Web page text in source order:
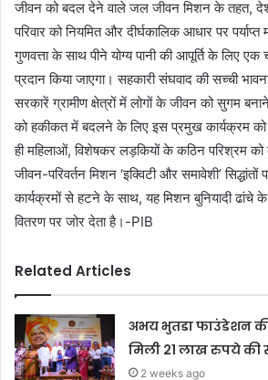
जीवन को बदल देने वाले जल जीवन मिशन के तहत,
परिवार को नियमित और दीर्घकालिक आधार पर पर्याप्त
गुणवत्ता के साथ पीने योग्य पानी की आपूर्ति के लिए
प्रदान किया जाएगा। सहकारी संघवाद की सच्ची
सरकारें ग्रामीण क्षेत्रों में लोगों के जीवन को सुगम
को हकीकत में बदलने के लिए इस प्रमुख कार्यक्रम
ही महिलाओं, विशेषकर लड़कियों के कठिन परिश्रम
जीवन-परिवर्तन मिशन ‘इक्विटी और समावेशी’
कार्यक्रमों से हटने के साथ, यह मिशन बुनियादी ढांचे के
वितरण पर जोर देता है।-PIB
Related Articles
अभय भुतडा फाउंडेशन
मिली 21 लाख रुपये की
2 weeks ago